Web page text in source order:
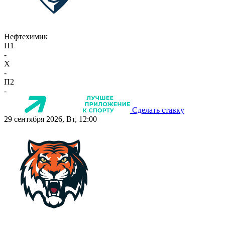
Нефтехимик
П1
-
X
-
П2
-
Сделать ставку
29 сентября 2026, Вт, 12:00